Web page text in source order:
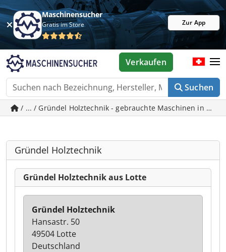
Maschinensucher
Gratis im Store Zur App
Suchen
Verkaufen
/ ... / Gründel Holztechnik - gebrauchte Maschinen in Lotte
Gründel Holztechnik
Gründel Holztechnik aus Lotte
Gründel Holztechnik
Hansastr. 50
49504 Lotte
Deutschland